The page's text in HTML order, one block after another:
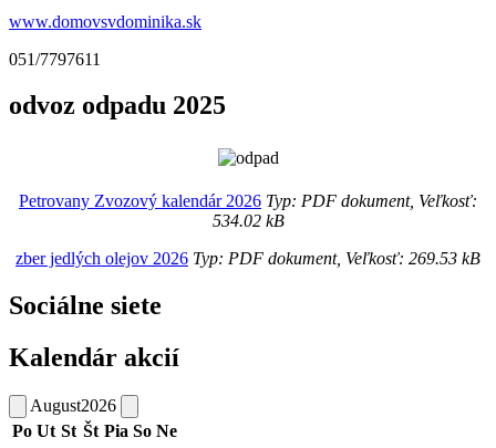
www.domovsvdominika.sk
051/7797611
odvoz odpadu 2025
Petrovany Zvozový kalendár 2026 Typ: PDF dokument, Veľkosť:
534.02 kB
zber jedlých olejov 2026 Typ: PDF dokument, Veľkosť: 269.53 kB
Sociálne siete
Kalendár akcií
August2026
Po Ut St Št Pia So Ne